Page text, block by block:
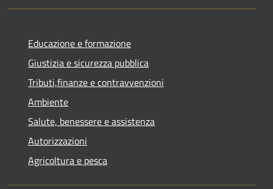
Educazione e formazione
Giustizia e sicurezza pubblica
Tributi,finanze e contravvenzioni
Ambiente
Salute, benessere e assistenza
Autorizzazioni
Agricoltura e pesca